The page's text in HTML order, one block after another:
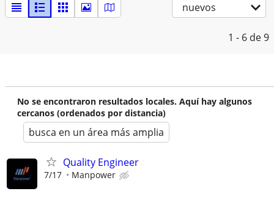
nuevos
1 - 6 de 9
No se encontraron resultados locales. Aquí hay algunos
cercanos (ordenados por distancia)
busca en un área más amplia
Quality Engineer
7/17 Manpower